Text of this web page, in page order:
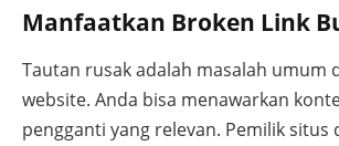
Manfaatkan Broken Link
Tautan rusak adalah masalah umum
website. Anda bisa menawarkan
pengganti yang relevan. Pemilik situs